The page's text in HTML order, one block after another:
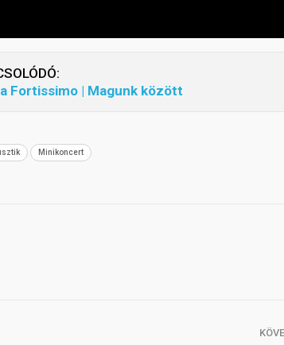
Fortissimo | Magunk között
Minikoncert